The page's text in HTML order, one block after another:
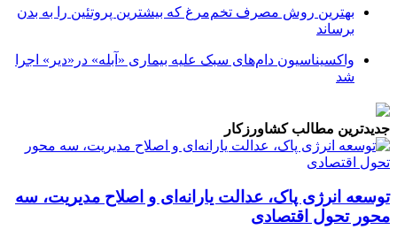
بهترین روش مصرف تخم‌مرغ که بیشترین پروتئین را به بدن
برساند
واکسیناسیون دام‌های سبک علیه بیماری «آبله» در«دیر» اجرا
شد
جدیدترین مطالب کشاورزکار
توسعه انرژی پاک، عدالت یارانه‌ای و اصلاح مدیریت، سه
محور تحول اقتصادی